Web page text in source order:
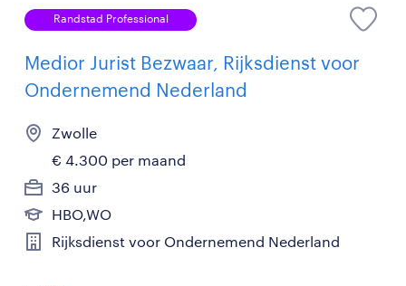
Randstad Professional
Medior Jurist Bezwaar, Rijksdienst voor
Ondernemend Nederland
Zwolle
€ 4.300 per maand
36 uur
HBO,WO
Rijksdienst voor Ondernemend Nederland